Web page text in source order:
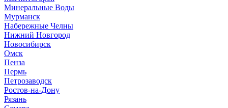
Минеральные Воды
Мурманск
Набережные Челны
Нижний Новгород
Новосибирск
Омск
Пенза
Пермь
Петрозаводск
Ростов-на-Дону
Рязань